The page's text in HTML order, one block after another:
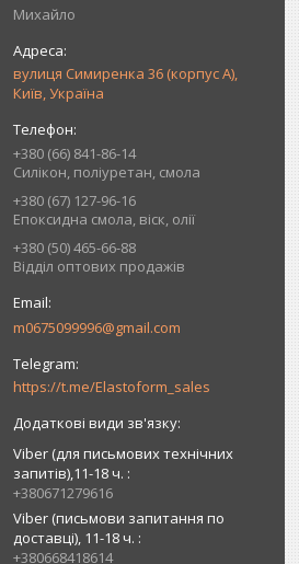
Михайло
вулиця Симиренка 36 (корпус А),
Київ, Україна
+380 (66) 841-86-14
Силікон, поліуретан, смола
+380 (67) 127-96-16
Епоксидна смола, віск, олії
+380 (50) 465-66-88
Відділ оптових продажів
m0675099996@gmail.com
https://t.me/Elastoform_sales
Viber (для письмових технічних
запитів),11-18 ч.
+380671279616
Viber (письмови запитання по
доставці), 11-18 ч.
+380668418614